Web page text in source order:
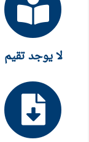
لا يوجد تقيم